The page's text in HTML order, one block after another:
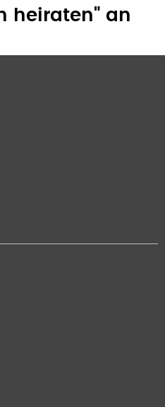
heiraten" an